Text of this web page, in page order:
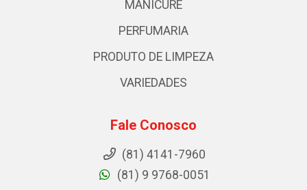
MANICURE
PERFUMARIA
PRODUTO DE LIMPEZA
VARIEDADES
Fale Conosco
(81) 4141-7960
(81) 9 9768-0051